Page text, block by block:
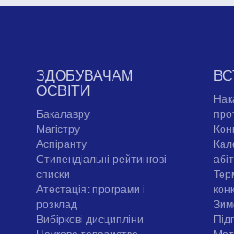
ЗДОБУВАЧАМ
ОСВІТИ
Бакалавру
Магістру
Аспіранту
Стипендіальні рейтингові
списки
Атестація: програми і
розклад
Вибіркові дисципліни